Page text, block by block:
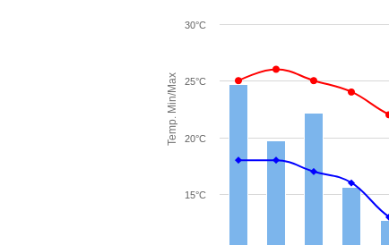
Temp. Min/Max
15°C
20°C
25°C
30°C